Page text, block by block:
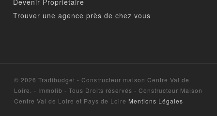
Devenir Propriétaire
Trouver une agence près de chez vous
© 2026 Tradibudget - Constructeur maison Centre Val de
Loire. - Immolib - Tous Droits réservés - Constructeur Maison
Centre Val de Loire et Pays de Loire Mentions Légales